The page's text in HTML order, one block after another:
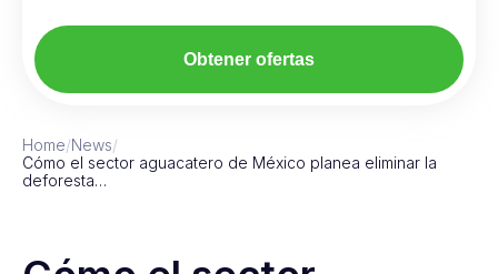
Obtener ofertas
Home/News/
Cómo el sector aguacatero de México planea eliminar la
deforesta…